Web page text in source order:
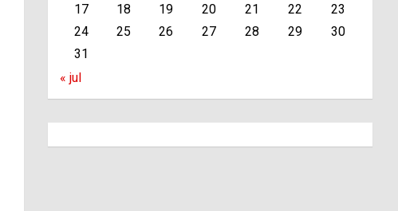
17
18 19 20 21 22
23
24
25 26 27 28 29
30
31
« jul